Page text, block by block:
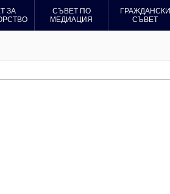
ЗА
СЪВЕТ ПО
МЕДИАЦИЯ
ГРАЖДАНСКИ
СЪВЕТ